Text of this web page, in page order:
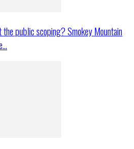
the public scoping? Smokey Mountain